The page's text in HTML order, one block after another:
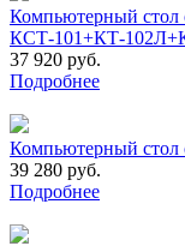
Компьютерный стол
КСТ-101+КТ-
37 920 руб.
Подробнее
Компьютерный стол
39 280 руб.
Подробнее